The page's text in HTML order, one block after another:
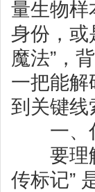
量生物样
身份，或
魔法”，
一把能
到关键线
一、什
要理解
传标记”